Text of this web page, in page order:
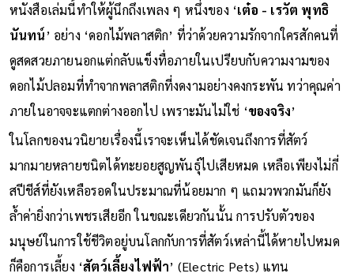
หนังสือเล่มนี้ทำให้ผู้นึกถึงเพลง ๆ หนึ่งของ ‘เต๋อ - เรวัต พุทธิ
นันทน์’ อย่าง ‘ดอกไม้พลาสติก’ ที่ว่าด้วยความรักจากใครสักคนที่
ดูสดสวยภายนอกแต่กลับแข็งทื่อภายในเปรียบกับความงามของ
ดอกไม้ปลอมที่ทำจากพลาสติกที่งดงามอย่างคงกระพัน ทว่าคุณค่า
ภายในอาจจะแตกต่างออกไป เพราะมันไม่ใช่ ‘ของจริง’
ในโลกของนวนิยายเรื่องนี้เราจะเห็นได้ชัดเจนถึงการที่สัตว์
มากมายหลายชนิตได้ทะยอยสูญพันธุ์ไปเสียหมด เหลือเพียงไม่กี่
สปีชีส์ที่ยังเหลือรอดในประมาณที่น้อยมาก ๆ แถมวพวกมันก็ยัง
ล้ำค่ายิ่งกว่าเพชรเสียอีก ในขณะเดียวกันนั้น การปรับตัวของ
มนุษย์ในการใช้ชีวิตอยู่บนโลกกับการที่สัตว์เหล่านี้ได้หายไปหมด
ก็คือการเลี้ยง ‘สัตว์เลี้ยงไฟฟ้า’ (Electric Pets) แทน